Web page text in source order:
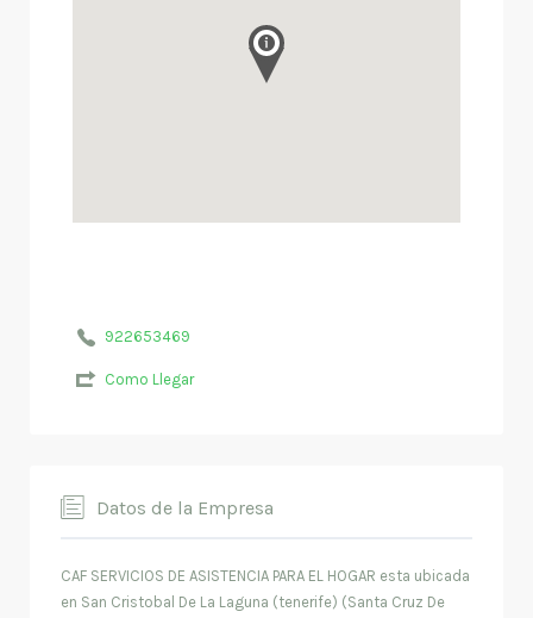
922653469
Como Llegar
Datos de la Empresa
CAF SERVICIOS DE ASISTENCIA PARA EL HOGAR esta ubicada
en San Cristobal De La Laguna (tenerife) (Santa Cruz De